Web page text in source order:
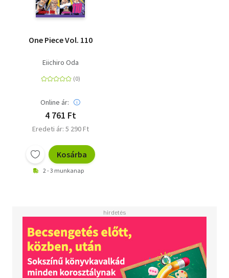
One Piece Vol. 110
Eiichiro Oda
Online ár:
4 761 Ft
Eredeti ár: 5 290 Ft
Kosárba
2 - 3 munkanap